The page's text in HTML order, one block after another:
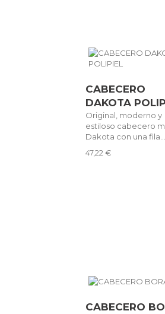
CABECERO
DAKOTA
Original, moderno y
estiloso cabecero
Dakota con una fila...
47,22 €
CABECERO